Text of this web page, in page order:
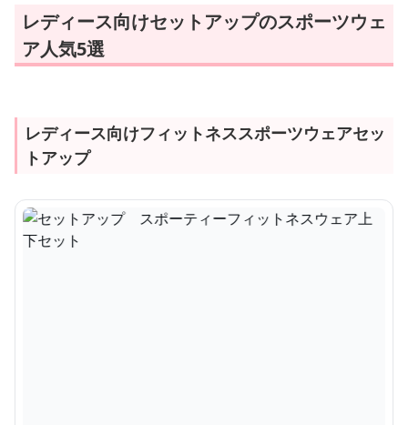
レディース向けセットアップのスポーツウェ
ア人気5選
レディース向けフィットネススポーツウェアセッ
トアップ